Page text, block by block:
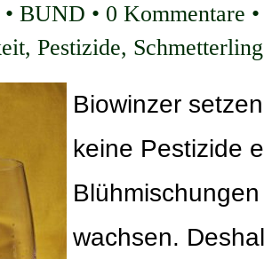
• BUND • 0 Kommentare
, Pestizide,
Biowinzer
keine Pestizide
wachsen.